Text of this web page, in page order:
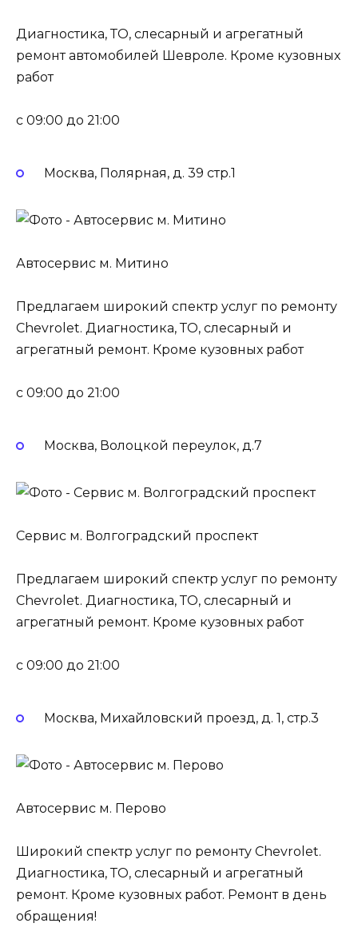
Диагностика, ТО, слесарный и агрегатный
ремонт автомобилей Шевроле. Кроме кузовных
работ
c 09:00 до 21:00
Москва, Полярная, д. 39 стр.1
Автосервис м. Митино
Предлагаем широкий спектр услуг по ремонту
Chevrolet. Диагностика, ТО, слесарный и
агрегатный ремонт. Кроме кузовных работ
c 09:00 до 21:00
Москва, Волоцкой переулок, д.7
Сервис м. Волгоградский проспект
Предлагаем широкий спектр услуг по ремонту
Chevrolet. Диагностика, ТО, слесарный и
агрегатный ремонт. Кроме кузовных работ
c 09:00 до 21:00
Москва, Михайловский проезд, д. 1, стр.3
Автосервис м. Перово
Широкий спектр услуг по ремонту Chevrolet.
Диагностика, ТО, слесарный и агрегатный
ремонт. Кроме кузовных работ. Ремонт в день
обращения!